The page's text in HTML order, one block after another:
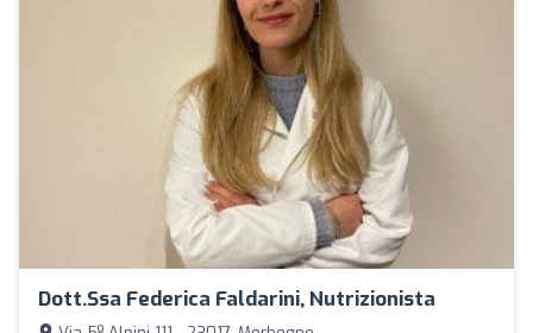
Dott.ssa Federica Faldarini, Nutrizionista